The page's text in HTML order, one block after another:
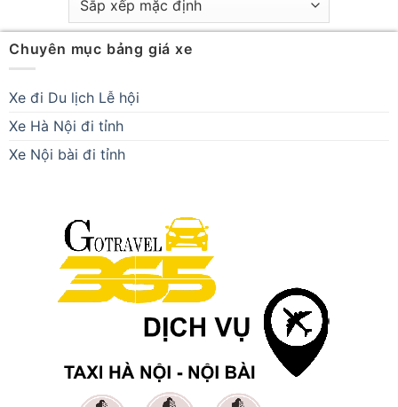
Chuyên mục bảng giá xe
Xe đi Du lịch Lễ hội
Xe Hà Nội đi tỉnh
Xe Nội bài đi tỉnh